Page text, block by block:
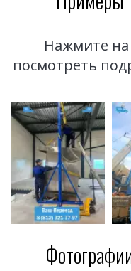
Нажмите
посмотреть